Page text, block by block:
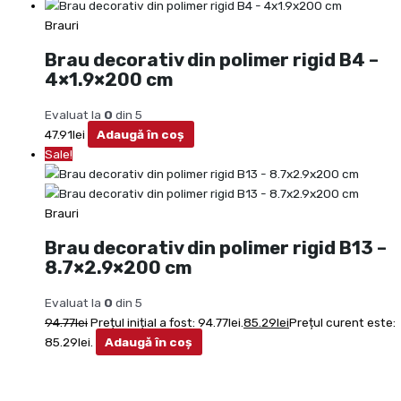
Brauri
Brau decorativ din polimer rigid B4 –
4×1.9×200 cm
Evaluat la 0 din 5
47.91lei
Adaugă în coș
Sale!
Brauri
Brau decorativ din polimer rigid B13 –
8.7×2.9×200 cm
Evaluat la 0 din 5
94.77leiPrețul inițial a fost: 94.77lei. 85.29leiPrețul curent este:
85.29lei.
Adaugă în coș